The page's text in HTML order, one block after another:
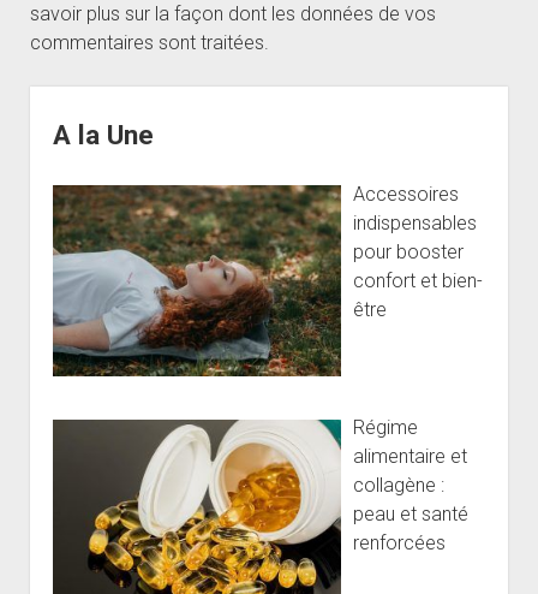
savoir plus sur la façon dont les données de vos
commentaires sont traitées
A la Une
Accessoires
indispensables
pour booster
confort et bien-
être
Régime
alimentaire et
collagène :
peau et santé
renforcées